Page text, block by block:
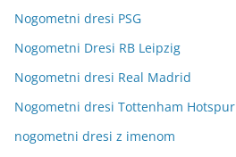
Nogometni dresi PSG
Nogometni Dresi RB Leipzig
Nogometni dresi Real Madrid
Nogometni dresi Tottenham Hotspur
nogometni dresi z imenom